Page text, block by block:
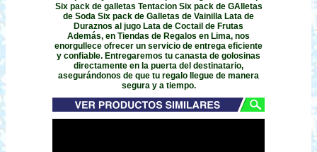
Six pack de galletas Tentacion Six pack de GAlletas
de Soda Six pack de Galletas de Vainilla Lata de
Duraznos al jugo Lata de Coctail de Frutas
Además, en Tiendas de Regalos en Lima, nos
enorgullece ofrecer un servicio de entrega eficiente
y confiable. Entregaremos tu canasta de golosinas
directamente en la puerta del destinatario,
asegurándonos de que tu regalo llegue de manera
segura y a tiempo.